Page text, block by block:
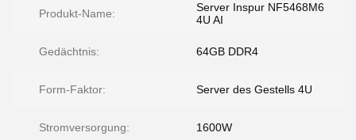
Produkt-Name:
Server Inspur NF5468M6
4U AI
Gedächtnis: 64GB DDR4
Form-Faktor: Server des Gestells 4U
Stromversorgung: 1600W